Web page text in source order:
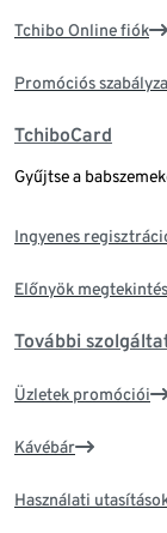
Tchibo Online fiók
Promóciós
TchiboCard
Gyűjtse a
Ingyenes
Előnyök
További
Üzletek promóciói
Kávébár
Használati